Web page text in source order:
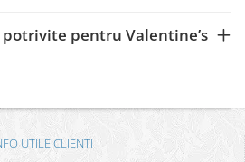
pentru Valentine’s
UTILE CLIENTI